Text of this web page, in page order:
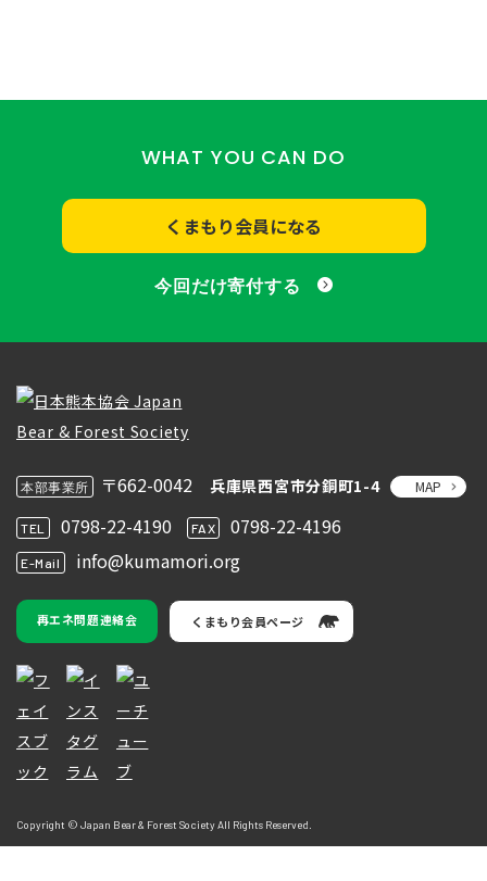
WHAT YOU CAN DO
くまもり会員になる
今回だけ寄付する
本部事業所 〒662-0042 兵庫県西宮市分銅町1-4 MAP
TEL 0798-22-4190 FAX 0798-22-4196
E-Mail info@kumamori.org
再エネ問題連絡会 くまもり会員ページ
Copyright © Japan Bear & Forest Society All Rights Reserved.